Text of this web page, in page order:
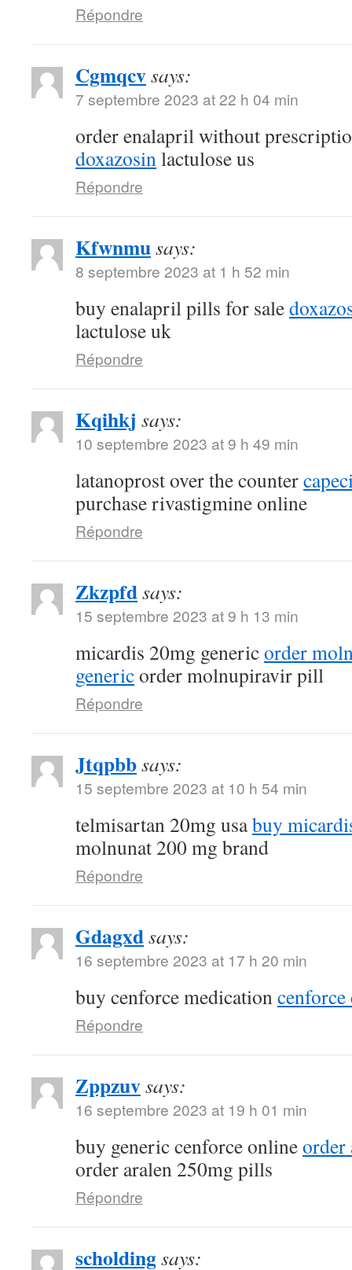
Répondre
Cgmqcvsays:
7 septembre 2023 at 22 h 04 min
order enalapril without
doxazosinlactulose us
Répondre
Kfwnmusays:
8 septembre 2023 at 1 h 52 min
buy enalapril pills for sale
lactulose uk
Répondre
Kqihkj says:
10 septembre 2023 at 9 h 49 min
latanoprost over the counter
purchase rivastigmine online
Répondre
Zkzpfdsays:
15 septembre 2023 at 9 h 13 min
micardis 20mg genericorder
genericorder molnupiravir pill
Répondre
Jtqpbbsays:
15 septembre 2023 at 10 h 54 min
telmisartan 20mg usabuy
molnunat 200 mg brand
Répondre
Gdagxdsays:
16 septembre 2023 at 17 h 20 min
buy cenforce medicationcenforce
Répondre
Zppzuvsays:
16 septembre 2023 at 19 h 01 min
buy generic cenforce onlineorder
order aralen 250mg pills
Répondre
scholdingsays: